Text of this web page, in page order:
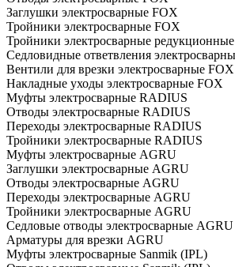
Заглушки электросварные FOX
Тройники электросварные FOX
Тройники электросварные
Седловидные ответвления
Вентили для врезки электросварные FOX
Накладные уходы электросварные FOX
Муфты электросварные RADIUS
Отводы электросварные RADIUS
Переходы электросварные RADIUS
Тройники электросварные RADIUS
Муфты электросварные AGRU
Заглушки электросварные AGRU
Отводы электросварные AGRU
Переходы электросварные AGRU
Тройники электросварные AGRU
Седловые отводы электросварные AGRU
Арматуры для врезки AGRU
Муфты электросварные Sanmik (IPL)